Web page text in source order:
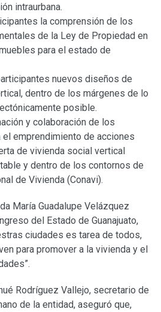
intraurbana.
la comprensión de los
de la Ley de Propiedad en
para el estado de
nuevos diseños de
dentro de los márgenes de lo
posible.
y colaboración de los
emprendimiento de acciones
de vivienda social vertical
y dentro de los contornos de
de Vivienda (Conavi).
María Guadalupe Velázquez
del Estado de Guanajuato,
ciudades es tarea de todos,
para promover a la vivienda y el
Rodríguez Vallejo, secretario de
de la entidad, aseguró que,